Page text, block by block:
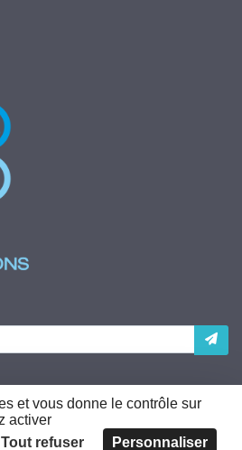
France par
et vous donne le contrôle sur
activer
Tout refuser Personnaliser